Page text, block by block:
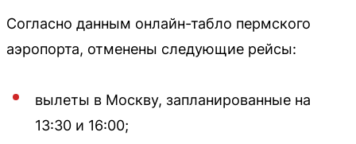
Согласно данным онлайн-табло пермского
аэропорта, отменены следующие рейсы:
вылеты в Москву, запланированные на
13:30 и 16:00;